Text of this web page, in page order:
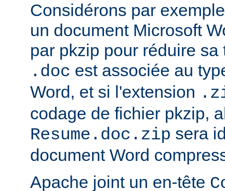
Considérons par
un document Microsoft
par pkzip pour réduire
.doc est associée au
Word, et si l'extension
codage de fichier pkzip,
Resume.doc.zip sera
document Word
Apache joint un en-tête